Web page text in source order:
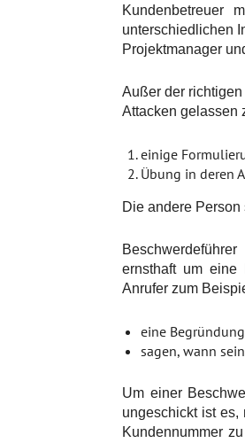
Kundenbetreuer
unterschiedlichen
Projektmanager
Außer der
Attacken gelassen
einige
Übung in deren
Die andere
ernsthaft um
Anrufer zum
eine
sagen, wann
Um einer
ungeschickt ist es,
Kundennummer